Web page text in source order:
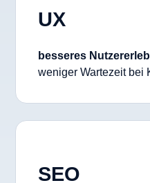
UX
besseres
weniger Wartezeit bei
SEO